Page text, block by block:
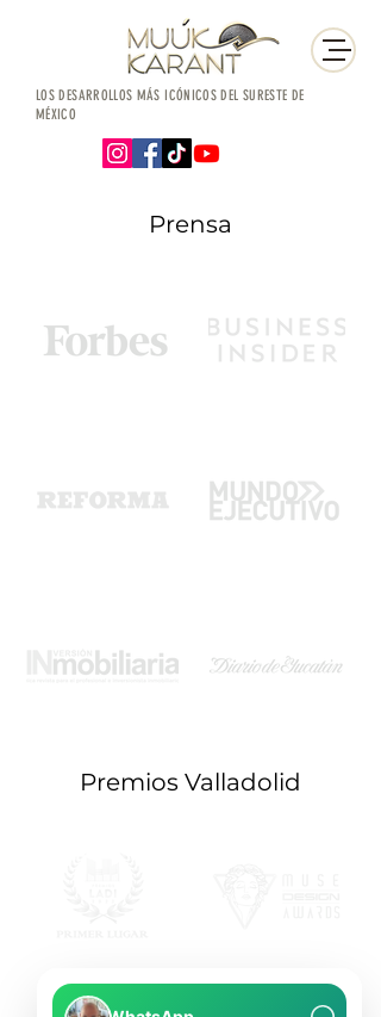
LOS DESARROLLOS MÁS ICÓNICOS DEL SURESTE DE
MÉXICO
Prensa
Premios Valladolid